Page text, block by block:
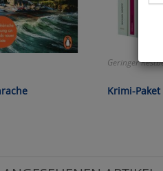
Geringer
Krimi-